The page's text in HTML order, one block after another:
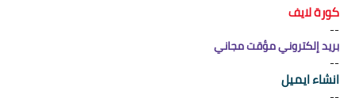
كورة لايف
--
بريد إلكتروني مؤقت مجاني
--
انشاء ايميل